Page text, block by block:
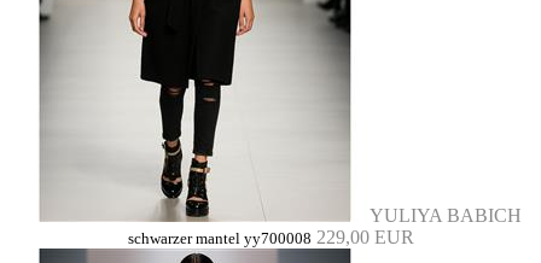
YULIYA BABICH
schwarzer mantel yy700008 229,00 EUR